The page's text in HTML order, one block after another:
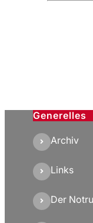
Generelles
Archiv
Links
Der